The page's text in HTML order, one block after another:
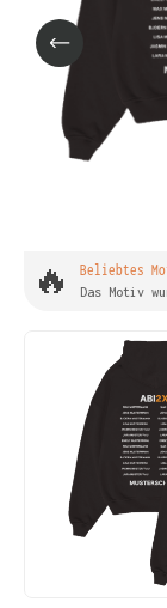
🔥 Beliebtes
Das Motiv